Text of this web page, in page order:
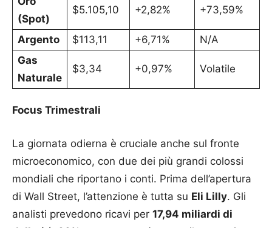
(Spot)
$5.105,10 +2,82% +73,59%
Argento $113,11 +6,71%
N/A
Gas
Naturale
$3,34 +0,97% Volatile
Focus Trimestrali
La giornata odierna è cruciale anche sul fronte
microeconomico, con due dei più grandi colossi
mondiali che riportano i conti. Prima dell’apertura
di Wall Street, l’attenzione è tutta su Eli Lilly. Gli
analisti prevedono ricavi per 17,94 miliardi di